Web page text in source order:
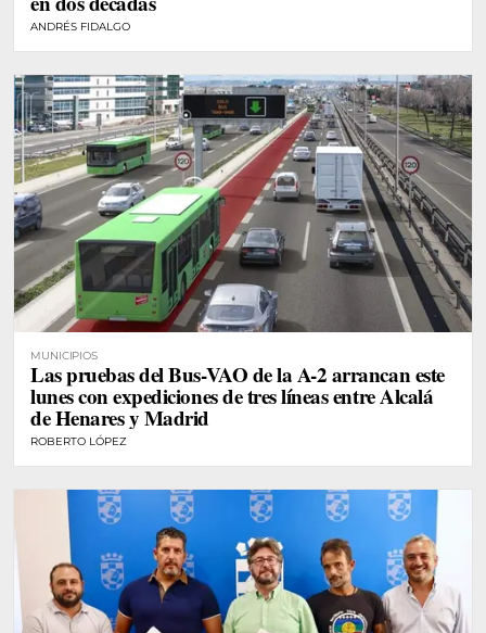
ANDRÉS FIDALGO
MUNICIPIOS
Las pruebas del Bus-VAO de la A-2 arrancan este
lunes con expediciones de tres líneas entre Alcalá
de Henares y Madrid
ROBERTO LÓPEZ